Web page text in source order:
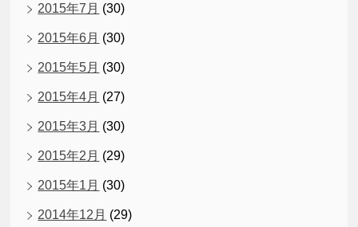
2015年7月 (30)
2015年6月 (30)
2015年5月 (30)
2015年4月 (27)
2015年3月 (30)
2015年2月 (29)
2015年1月 (30)
2014年12月 (29)